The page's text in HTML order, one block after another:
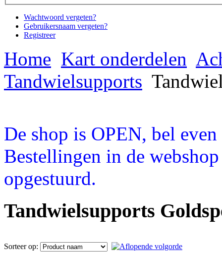
Wachtwoord vergeten?
Gebruikersnaam vergeten?
Registreer
Home Kart onderdelen
Tandwielsupports
De shop is OPEN, bel
Bestellingen in de
opgestuurd.
Tandwielsupports
Sorteer op: